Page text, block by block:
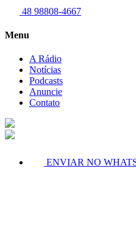
48 98808-4667
Menu
A Rádio
Notícias
Podcasts
Anuncie
Contato
ENVIAR NO